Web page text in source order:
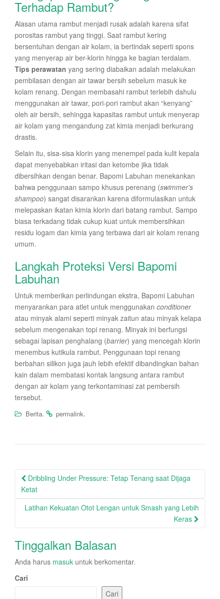
Terhadap Rambut?
Alasan utama rambut menjadi rusak adalah karena sifat
porositas rambut yang tinggi. Saat rambut kering
bersentuhan dengan air kolam, ia bertindak seperti spons
yang menyerap air ber-klorin hingga ke bagian terdalam.
Tips perawatan yang sering diabaikan adalah melakukan
pembilasan dengan air tawar bersih sebelum masuk ke
kolam renang. Dengan membasahi rambut terlebih dahulu
menggunakan air tawar, pori-pori rambut akan “kenyang”
oleh air bersih, sehingga kapasitas rambut untuk menyerap
air kolam yang mengandung zat kimia menjadi berkurang
drastis.
Selain itu, sisa-sisa klorin yang menempel pada kulit kepala
dapat menyebabkan iritasi dan ketombe jika tidak
dibersihkan dengan benar. Bapomi Labuhan menekankan
bahwa penggunaan sampo khusus perenang (swimmer’s
shampoo) sangat disarankan karena diformulasikan untuk
melepaskan ikatan kimia klorin dari batang rambut. Sampo
biasa terkadang tidak cukup kuat untuk membersihkan
residu logam dan kimia yang terbawa dari air kolam renang
umum.
Langkah Proteksi Versi Bapomi
Labuhan
Untuk memberikan perlindungan ekstra, Bapomi Labuhan
menyarankan para atlet untuk menggunakan conditioner
atau minyak alami seperti minyak zaitun atau minyak kelapa
sebelum mengenakan topi renang. Minyak ini berfungsi
sebagai lapisan penghalang (barrier) yang mencegah klorin
menembus kutikula rambut. Penggunaan topi renang
berbahan silikon juga jauh lebih efektif dibandingkan bahan
kain dalam membatasi kontak langsung antara rambut
dengan air kolam yang terkontaminasi zat pembersih
tersebut.
Berita. permalink.
Post
navigation
Dribbling Under Pressure: Tetap Tenang saat Dijaga
Ketat
Latihan Kekuatan Otot Lengan untuk Smash yang Lebih
Keras
Tinggalkan Balasan
Anda harus masuk untuk berkomentar.
Cari
Cari